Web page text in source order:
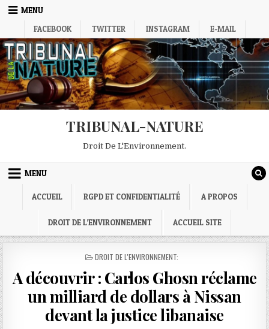
Skip
MENU
FACEBOOK
TWITTER INSTAGRAM E-MAIL
TRIBUNAL-NATURE
Droit De L'Environnement.
MENU
ACCUEIL RGPD ET CONFIDENTIALITÉ A PROPOS
DROIT DE L’ENVIRONNEMENT ACCUEIL SITE
POSTED
DROIT DE L'ENVIRONNEMENT:
A découvrir : Carlos Ghosn réclame
un milliard de dollars à Nissan
devant la justice libanaise